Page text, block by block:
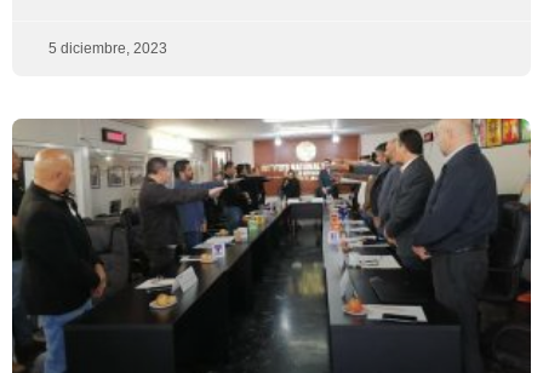
5 diciembre, 2023